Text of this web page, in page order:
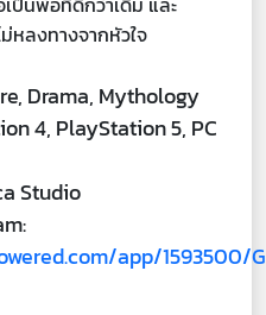
หลงทางจากหัวใจ
Drama, Mythology
4, PlayStation 5, PC
Studio
app/1593500/